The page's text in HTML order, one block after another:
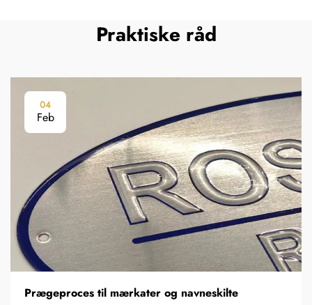
Praktiske råd
04
Feb
Prægeproces til mærkater og navneskilte